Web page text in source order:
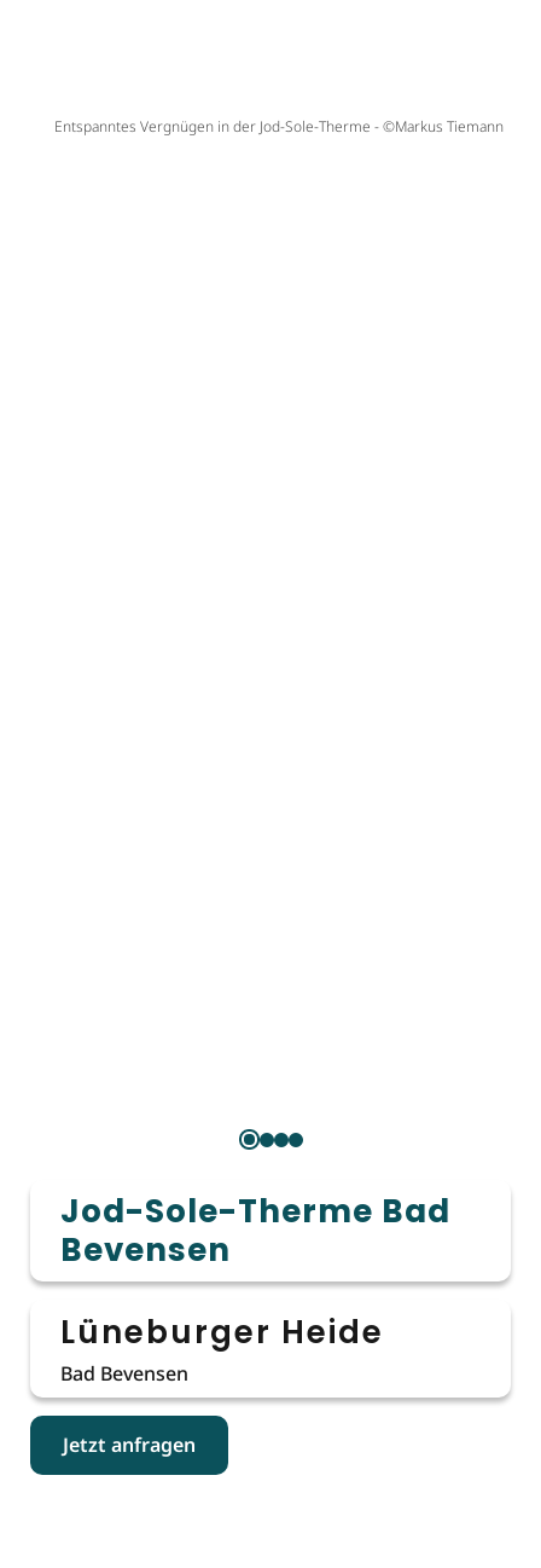
Jod-Sole-Therme Bad
Bevensen
Lüneburger Heide
Bad Bevensen
Jetzt anfragen
Entspanntes Vergnügen in der Jod-Sole-Therme - ©Markus Tiemann